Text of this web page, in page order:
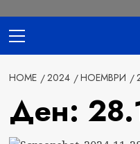
Menu
HOME 2024 НОЕМВРИ
Ден: